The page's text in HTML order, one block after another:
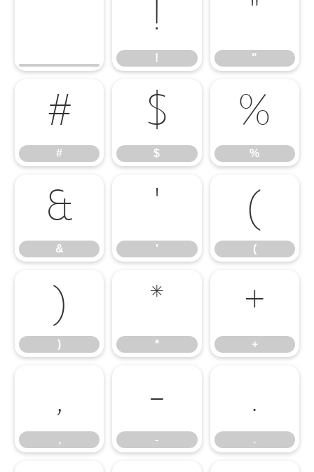
!
!
"
"
#
#
$
$
%
%
&
&
'
'
(
(
)
)
*
*
+
+
,
,
-
-
.
.